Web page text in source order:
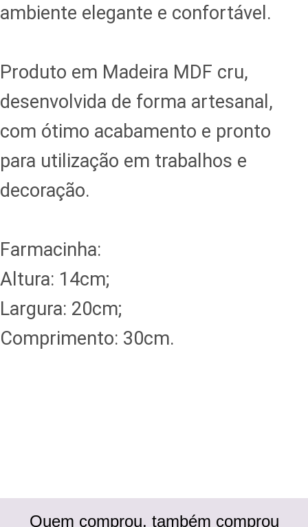
ambiente elegante e confortável.
Produto em Madeira MDF cru,
desenvolvida de forma artesanal,
com ótimo acabamento e pronto
para utilização em trabalhos e
decoração.
Farmacinha:
Altura: 14cm;
Largura: 20cm;
Comprimento: 30cm.
Quem comprou, também comprou